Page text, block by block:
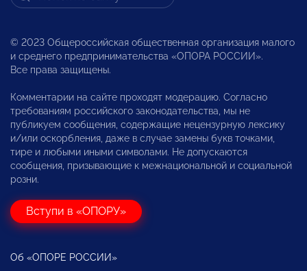
© 2023 Общероссийская общественная организация малого
и среднего предпринимательства «ОПОРА РОССИИ».
Все права защищены.
Комментарии на сайте проходят модерацию. Согласно
требованиям российского законодательства, мы не
публикуем сообщения, содержащие нецензурную лексику
и/или оскорбления, даже в случае замены букв точками,
тире и любыми иными символами. Не допускаются
сообщения, призывающие к межнациональной и социальной
розни.
Вступи в «ОПОРУ»
Об «ОПОРЕ РОССИИ»